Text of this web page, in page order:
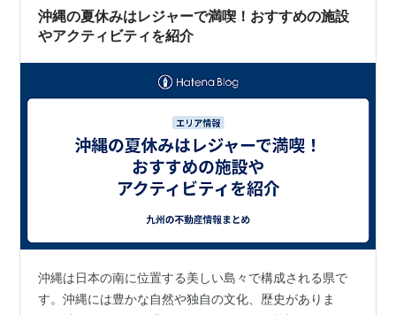
について掘り下げて考えてみようと思う。 目次 上…
沖縄の夏休みはレジャーで満喫！おすすめの施設
やアクティビティを紹介
沖縄は日本の南に位置する美しい島々で構成される県で
す。沖縄には豊かな自然や独自の文化、歴史がありま